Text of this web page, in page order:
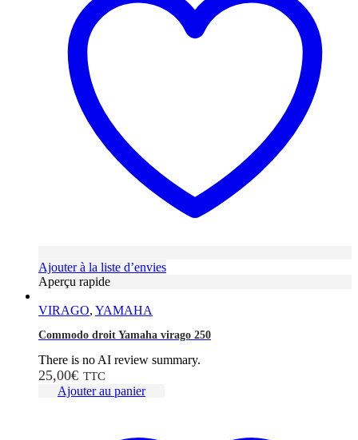
Ajouter à la liste d’envies
Aperçu rapide
VIRAGO, YAMAHA
Commodo droit Yamaha virago 250
There is no AI review summary.
25,00€ TTC
Ajouter au panier